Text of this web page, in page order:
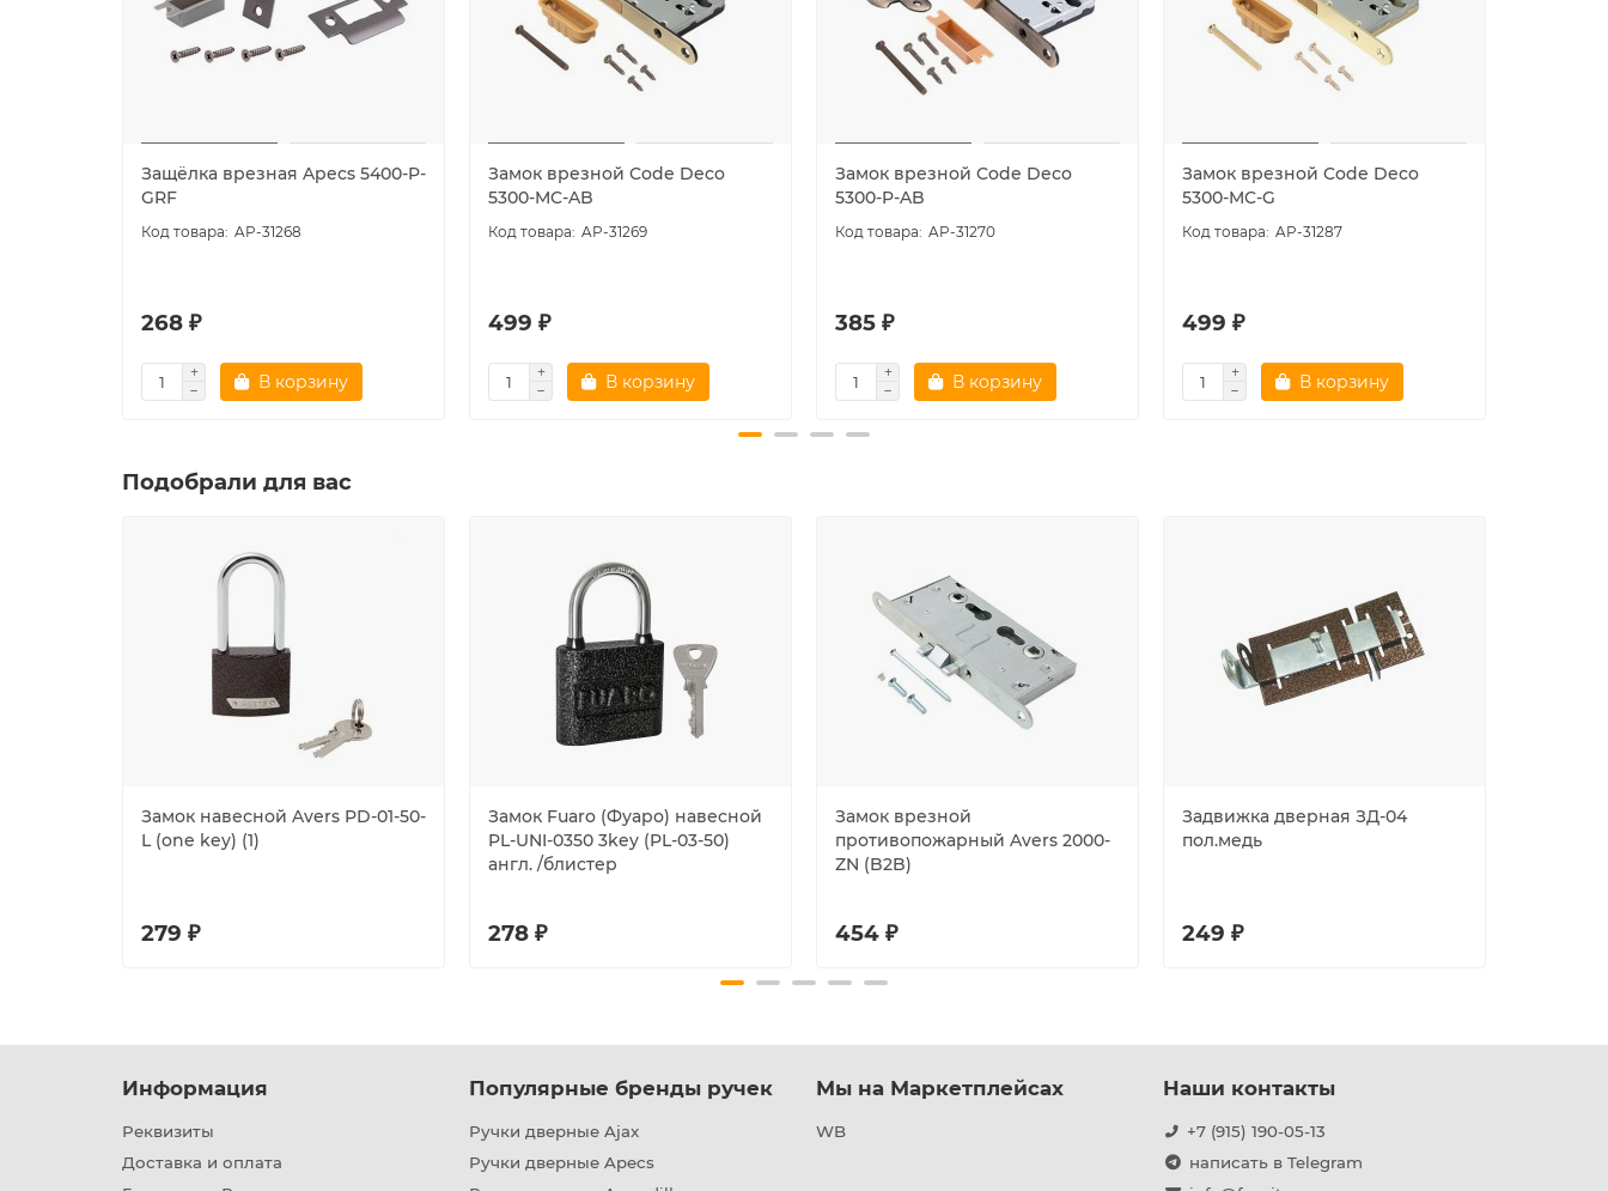
Защёлка врезная Apecs 5400-P-
GRF
AP-31268
268 ₽
В корзину
Замок врезной Code Deco
5300-MC-AB
AP-31269
499 ₽
В корзину
Замок врезной Code Deco
5300-P-AB
AP-31270
385 ₽
В корзину
Замок врезной Code Deco
5300-MC-G
AP-31287
499 ₽
В корзину
Подобрали для вас
Замок навесной Avers PD-01-50-
L (one key) (1)
279 ₽
Замок Fuaro (Фуаро) навесной
PL-UNI-0350 3key (PL-03-50)
англ. /блистер
278 ₽
Замок врезной
противопожарный Avers 2000-
ZN (B2B)
454 ₽
Задвижка дверная ЗД-04
пол.медь
249 ₽
Информация
Реквизиты
Доставка и оплата
Популярные бренды ручек
Ручки дверные Ajax
Ручки дверные Apecs
Мы на Маркетплейсах
WB
Наши контакты
+7 (915) 190-05-13
написать в Telegram